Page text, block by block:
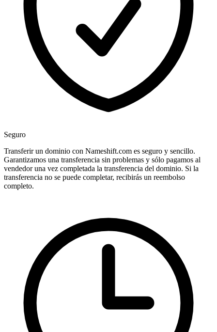
Seguro
Transferir un dominio con Nameshift.com es seguro y sencillo.
Garantizamos una transferencia sin problemas y sólo pagamos al
vendedor una vez completada la transferencia del dominio. Si la
transferencia no se puede completar, recibirás un reembolso
completo.